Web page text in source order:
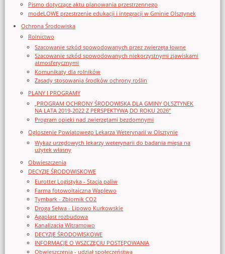
Pismo dotyczące aktu planowania przestrzennego
modeLOWE przestrzenie edukacji i integracji w Gminie Olsztynek
Ochrona Środowiska
Rolnictwo
Szacowanie szkód spowodowanych przez zwierzęta łowne
Szacowanie szkód spowodowanych niekorzystnymi zjawiskami
atmosferycznymi
Komunikaty dla rolników
Zasady stosowania środków ochrony roślin
PLANY I PROGRAMY
„PROGRAM OCHRONY ŚRODOWISKA DLA GMINY OLSZTYNEK
NA LATA 2019-2022 Z PERSPEKTYWĄ DO ROKU 2026”
Program opieki nad zwierzętami bezdomnymi
Ogloszenie Powiatowego Lekarza Weterynarii w Olsztynie
Wykaz urzędowych lekarzy weterynarii do badania mięsa na
użytek własny
Obwieszczenia
DECYZJE ŚRODOWISKOWE
Eurotter Logistyka - Stacja paliw
Farma fotowoltaiczna Waplewo
Tymbark - Zbiornik CO2
Droga Selwa - Lipowo Kurkowskie
Agaplast rozbudowa
Kanalizacja Witramowo
DECYZJE ŚRODOWISKOWE
INFORMACJE O WSZCZĘCIU POSTĘPOWANIA
Obwieszczenia - udział społeczeństwa